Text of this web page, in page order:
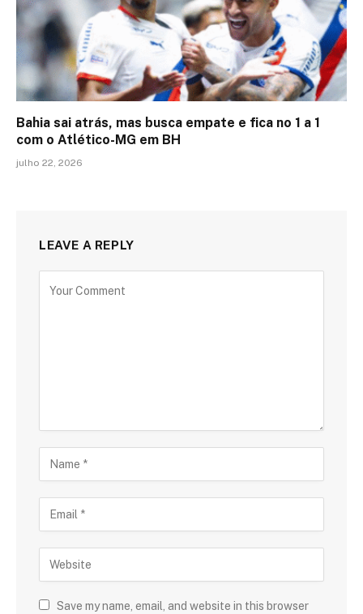
Bahia sai atrás, mas busca empate e fica no 1 a 1
com o Atlético-MG em BH
julho 22, 2026
LEAVE A REPLY
Save my name, email, and website in this browser